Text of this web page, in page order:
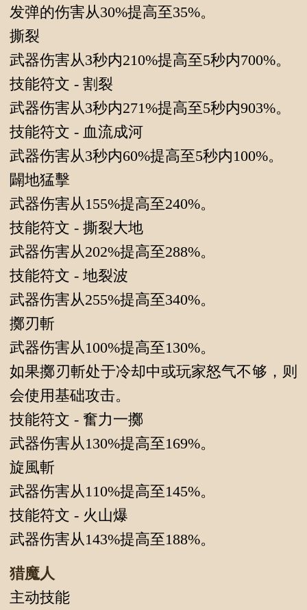
发弹的伤害从30%提高至35%。
撕裂
武器伤害从3秒内210%提高至5秒内700%。
技能符文 - 割裂
武器伤害从3秒内271%提高至5秒内903%。
技能符文 - 血流成河
武器伤害从3秒内60%提高至5秒内100%。
闢地猛擊
武器伤害从155%提高至240%。
技能符文 - 撕裂大地
武器伤害从202%提高至288%。
技能符文 - 地裂波
武器伤害从255%提高至340%。
擲刃斬
武器伤害从100%提高至130%。
如果擲刃斬处于冷却中或玩家怒气不够，则
会使用基础攻击。
技能符文 - 奮力一擲
武器伤害从130%提高至169%。
旋風斬
武器伤害从110%提高至145%。
技能符文 - 火山爆
武器伤害从143%提高至188%。
猎魔人
主动技能